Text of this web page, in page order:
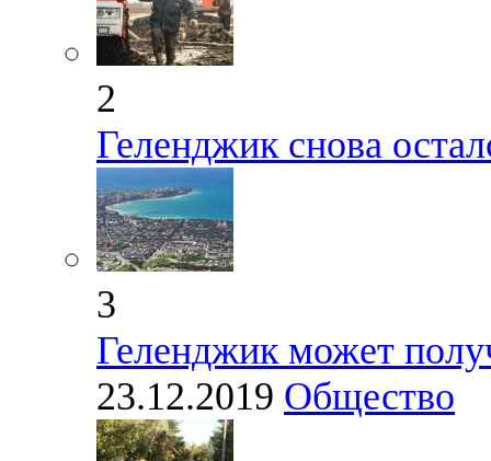
2
Геленджик снова
3
Геленджик может
23.12.2019 Общество